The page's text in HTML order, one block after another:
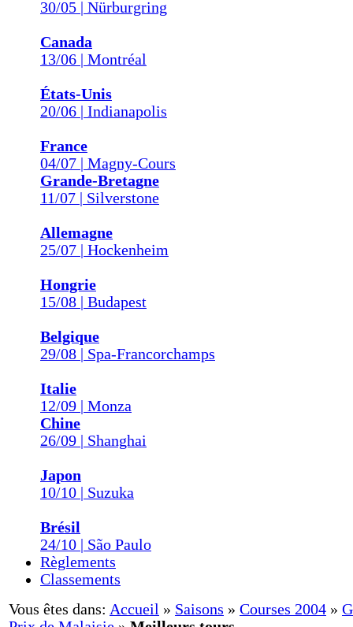
30/05 | Nürburgring
Canada
13/06 | Montréal
États-Unis
20/06 | Indianapolis
France
04/07 | Magny-Cours
Grande-Bretagne
11/07 | Silverstone
Allemagne
25/07 | Hockenheim
Hongrie
15/08 | Budapest
Belgique
29/08 | Spa-Francorchamps
Italie
12/09 | Monza
Chine
26/09 | Shanghai
Japon
10/10 | Suzuka
Brésil
24/10 | São Paulo
Règlements
Classements
Vous êtes dans: Accueil » Saisons » Courses 2004 »